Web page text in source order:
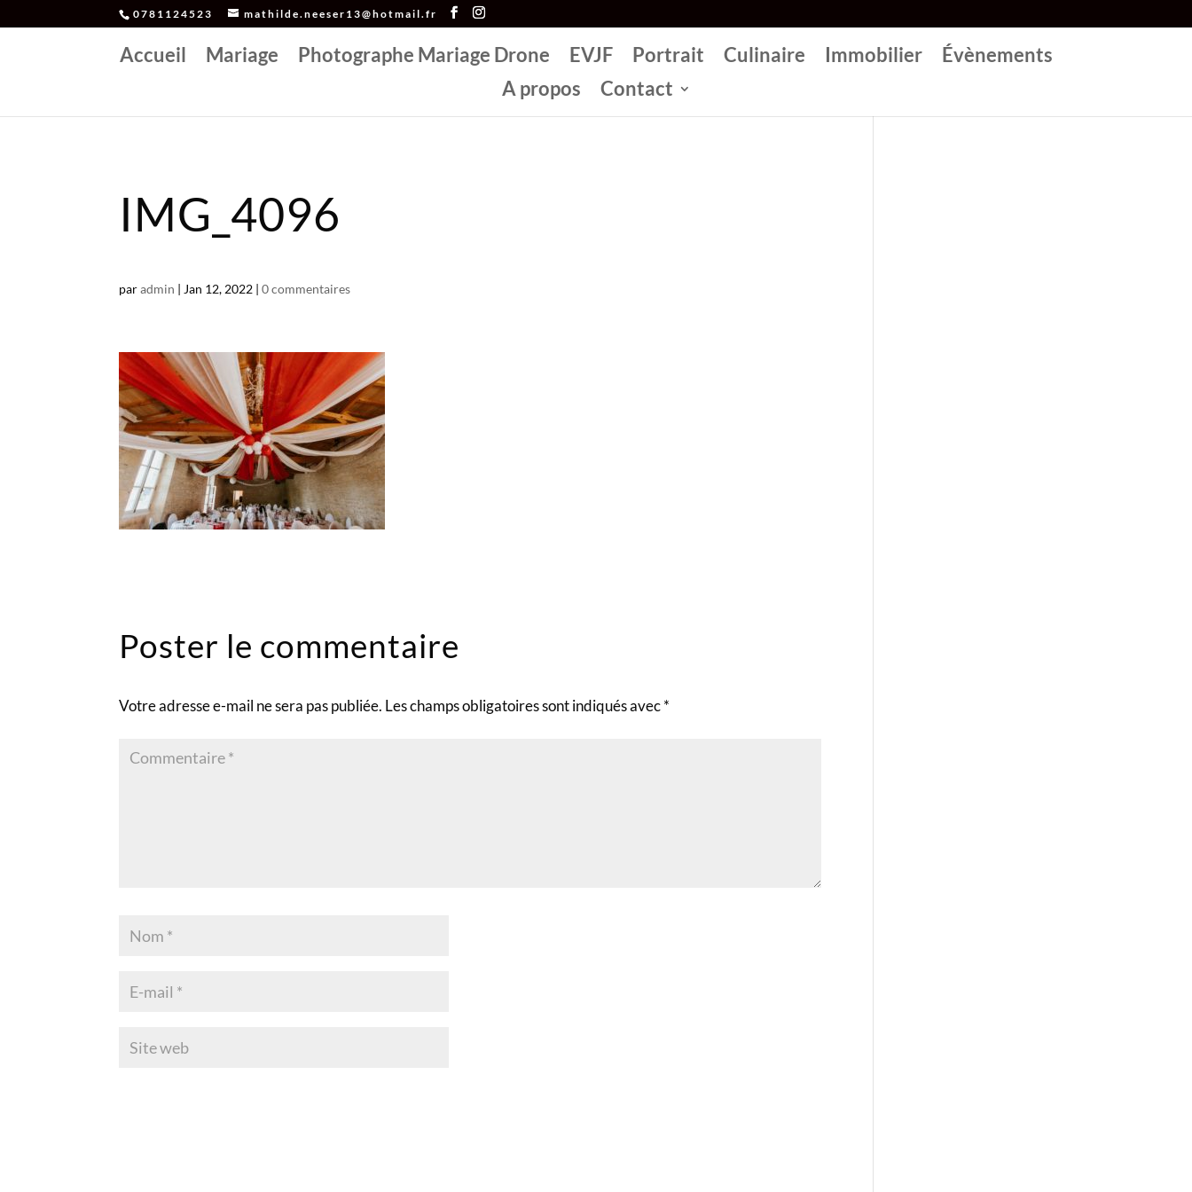
0781124523 mathilde.neeser13@hotmail.fr
Accueil Mariage Photographe Mariage Drone EVJF Portrait Culinaire Immobilier
Évènements
A propos
Contact
IMG_4096
paradmin | Jan 12, 2022 |0 commentaires
Poster le commentaire
Votre adresse e-mail ne sera pas publiée. Les champs obligatoires sont indiqués avec*